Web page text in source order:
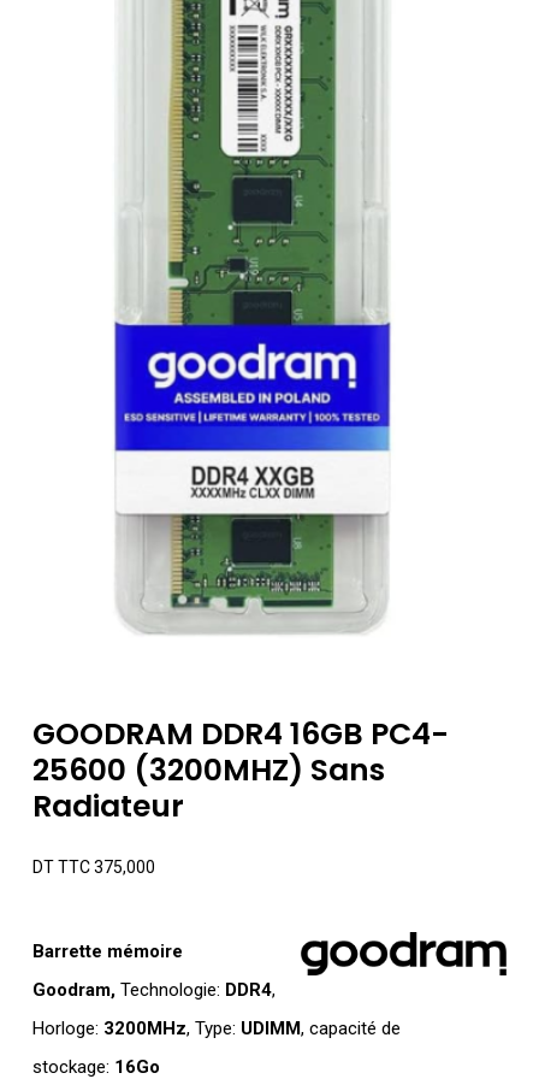
GOODRAM DDR4 16GB PC4-
25600 (3200MHZ) Sans
Radiateur
DT TTC375,000
Barrette mémoire
Goodram,Technologie: DDR4,
Horloge: 3200MHz, Type: UDIMM, capacité de
stockage: 16Go